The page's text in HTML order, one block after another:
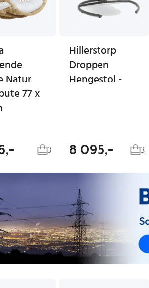
Natur
77 x
3
Hillerstorp
Droppen
Hengestol -
8 095,- 3